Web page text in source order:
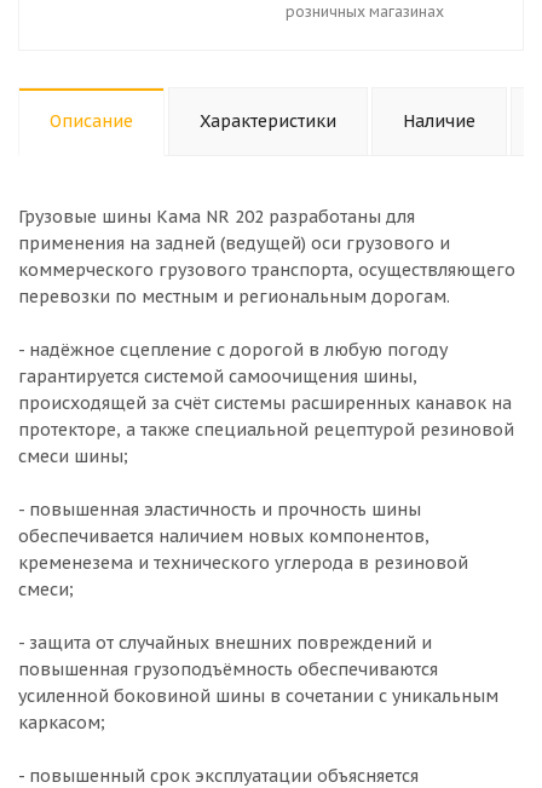
розничных магазинах
Описание Характеристики Наличие
Грузовые шины Кама NR 202 разработаны для
применения на задней (ведущей) оси грузового и
коммерческого грузового транспорта, осуществляющего
перевозки по местным и региональным дорогам.
- надёжное сцепление с дорогой в любую погоду
гарантируется системой самоочищения шины,
происходящей за счёт системы расширенных канавок на
протекторе, а также специальной рецептурой резиновой
смеси шины;
- повышенная эластичность и прочность шины
обеспечивается наличием новых компонентов,
кременезема и технического углерода в резиновой
смеси;
- защита от случайных внешних повреждений и
повышенная грузоподъёмность обеспечиваются
усиленной боковиной шины в сочетании с уникальным
каркасом;
- повышенный срок эксплуатации объясняется